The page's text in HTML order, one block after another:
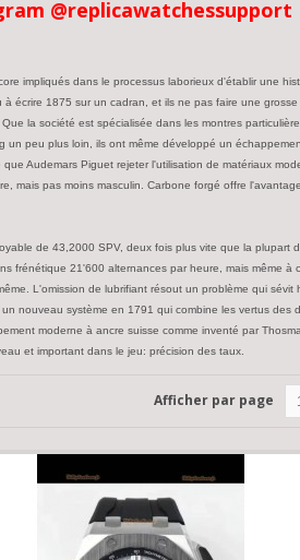
@replicawatchessupport
impliqués dans le processus laborieux d'établir une
1875 sur un cadran, et ils ne pas faire une
la société est spécialisée dans les montres
peu plus loin, ils ont même développé un
Audemars Piguet rejeter l'utilisation de matériaux
pas moins masculin. Carbone forgé offre
de 43,2000 SPV, deux fois plus vite que la plupart
21'600 alternances par heure, mais même
L'omission de lubrifiant résout un problème qui
nouveau système en 1791 qui combine les vertus
moderne à ancre suisse comme inventé par
et important dans le jeu: précision des taux.
Afficher par page